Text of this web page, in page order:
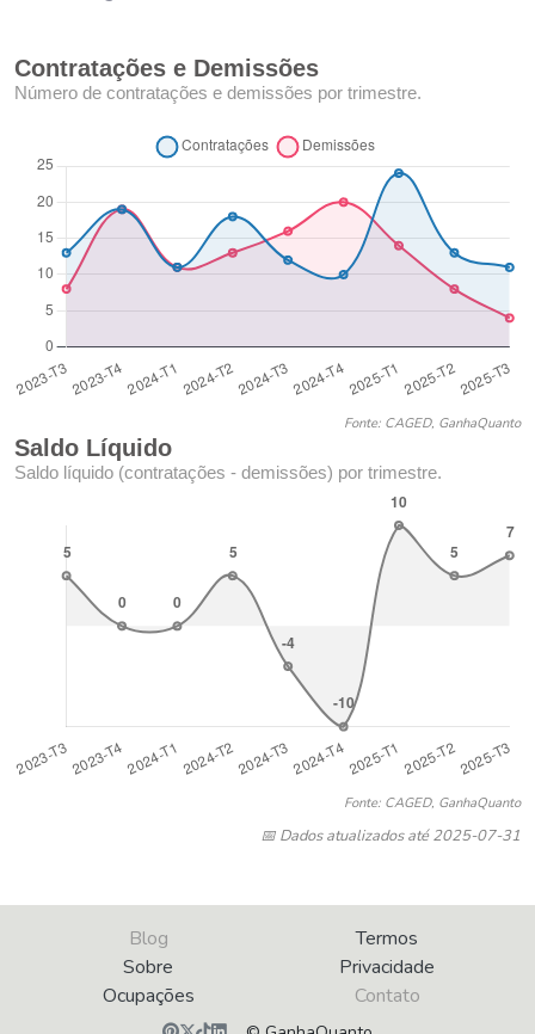
Contratações e Demissões
Número de contratações e demissões por trimestre.
Fonte: CAGED, GanhaQuanto
Saldo Líquido
Saldo líquido (contratações - demissões) por trimestre.
Fonte: CAGED, GanhaQuanto
📅 Dados atualizados até 2025-07-31
Blog
Sobre
Ocupações
Termos
Privacidade
Contato